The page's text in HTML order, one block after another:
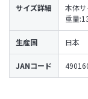
サイズ詳細
本体
重量
生産国 日本
JANコード